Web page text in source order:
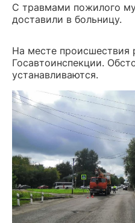
С травмами пожилого
доставили в больницу.
На месте происшествия
Госавтоинспекции.
устанавливаются.